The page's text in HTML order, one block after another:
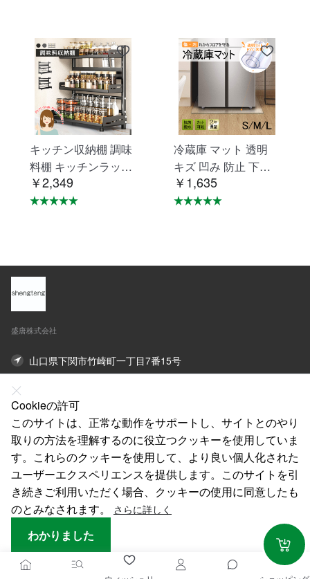
キッチン収納棚 調味
料棚 キッチンラック
調味料ラック 三層 台
所収納 キッチン収納
￥2,349
冷蔵庫 マット 透明
キズ 凹み 防止 下敷
き Lサイズ ポリカー
ボネート 洗濯機 冷蔵
￥1,635
盛唐株式会社
山口県下関市竹崎町一丁目7番15号
私たちについて
法律声明
ヘルプ
サービス
Cookieの許可
このサイトは、正常な動作をサポートし、サイトとのやり
取りの方法を理解するのに役立つクッキーを使用していま
す。これらのクッキーを使用して、より良い個人化された
ユーザーエクスペリエンスを提供します。このサイトを引
き続きご利用いただく場合、クッキーの使用に同意したも
のとみなされます。
さらに詳しく
わかりました